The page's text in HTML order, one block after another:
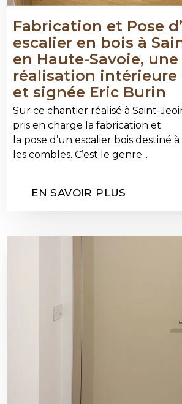
Fabrication et Pose
escalier en bois à
en Haute-Savoie, une
réalisation intérieure
et signée Eric Burin
Sur ce chantier réalisé à Saint-
pris en charge la fabrication et
la pose d’un escalier bois destiné
les combles. C’est le genre...
EN SAVOIR PLUS